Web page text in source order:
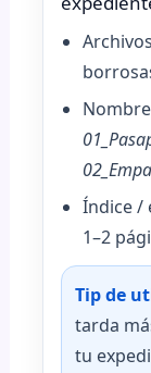
Índice /
1–2
Tip de
tarda
tu